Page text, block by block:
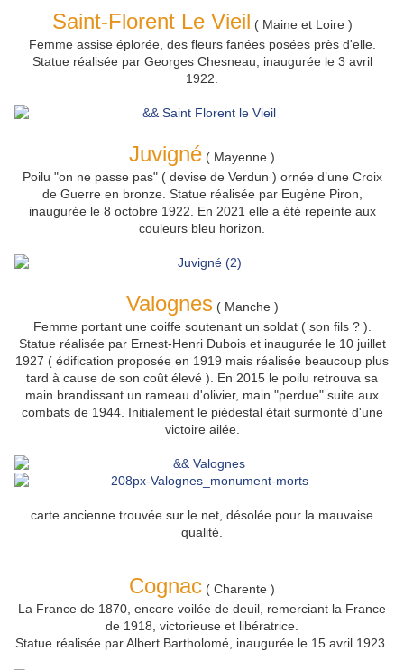
Saint-Florent Le Vieil ( Maine et Loire )
Femme assise éplorée, des fleurs fanées posées près d'elle.
Statue réalisée par Georges Chesneau, inaugurée le 3 avril
1922.
Juvigné ( Mayenne )
Poilu "on ne passe pas" ( devise de Verdun ) ornée d’une Croix
de Guerre en bronze. Statue réalisée par Eugène Piron,
inaugurée le 8 octobre 1922. En 2021 ellea été repeinte aux
couleurs bleu horizon.
Valognes( Manche )
Femme portant une coiffesoutenant un soldat ( son fils ? ).
Statue réalisée par Ernest-Henri Dubois et inaugurée le 10 juillet
1927 ( édification proposée en 1919 mais réalisée beaucoup plus
tard à cause de son coût élevé ). En 2015 le poilu retrouva sa
main brandissant un rameau d'olivier, main "perdue" suite aux
combats de 1944. Initialement le piédestal était surmonté d'une
victoire ailée.
carte ancienne trouvée sur le net, désolée pour la mauvaise
qualité.
Cognac ( Charente )
La France de 1870, encore voilée de deuil, remerciant la France
de 1918, victorieuse et libératrice.
Statue réalisée par Albert Bartholomé, inaugurée le 15 avril 1923.